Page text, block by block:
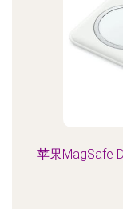
苹果MagSafe